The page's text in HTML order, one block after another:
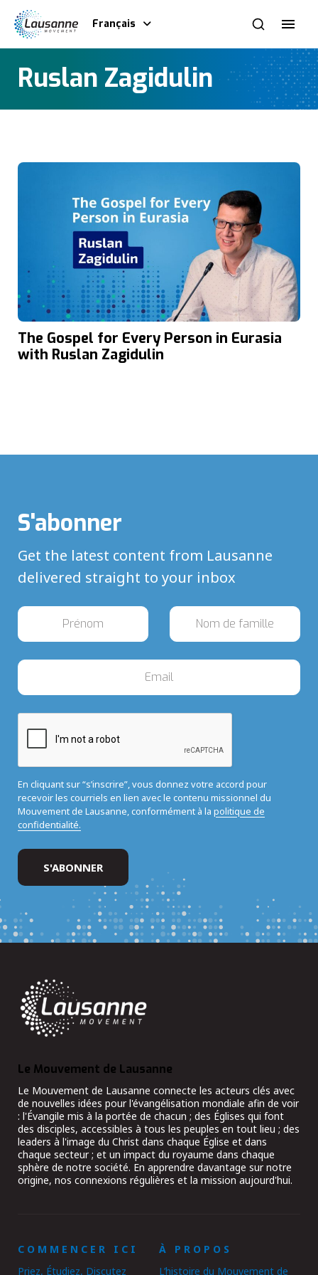
Français
Ruslan Zagidulin
The Gospel for Every Person in Eurasia
with Ruslan Zagidulin
S'abonner
Get the latest content from Lausanne
delivered straight to your inbox
En cliquant sur “s’inscrire”, vous donnez votre accord pour
recevoir les courriels en lien avec le contenu missionnel du
Mouvement de Lausanne, conformément à la politique de
confidentialité.
Le Mouvement de Lausanne
Le Mouvement de Lausanne connecte les acteurs clés avec
de nouvelles idées pour l'évangélisation mondiale afin de voir
: l'Évangile mis à la portée de chacun ; des Églises qui font
des disciples, accessibles à tous les peuples en tout lieu ; des
leaders à l'image du Christ dans chaque Église et dans
chaque secteur ; et un impact du royaume dans chaque
sphère de notre société. En apprendre davantage sur notre
origine, nos connexions régulières et la mission aujourd'hui.
COMMENCER ICI
Priez, Étudiez, Discutez
À PROPOS
L’histoire du Mouvement de